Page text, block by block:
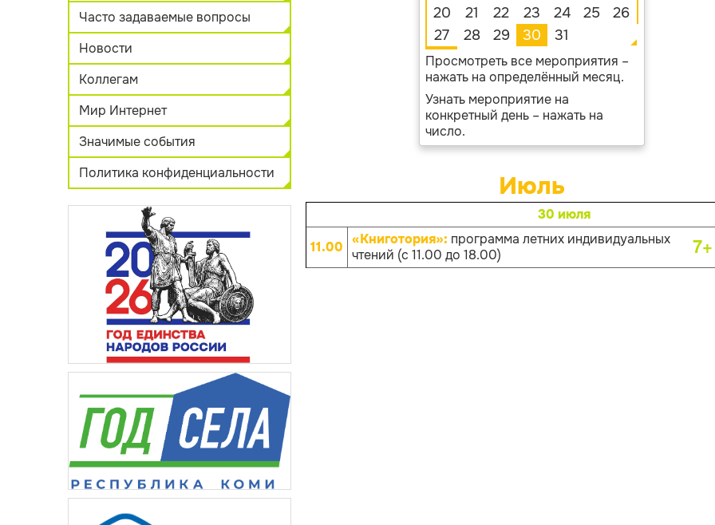
Часто задаваемые вопросы
Новости
Коллегам
Мир Интернет
Значимые события
Политика конфиденциальности
20
21 22 23 24 25
26
27
28 29 30 31
Просмотреть все мероприятия –
нажать на определённый месяц.
Узнать мероприятие на
конкретный день – нажать на
число.
Июль
30 июля
11.00 «Книготория»: программа летних индивидуальных
чтений (с 11.00 до 18.00)
7+